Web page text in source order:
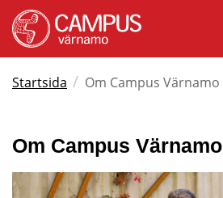
Startsida / Om Campus Värnamo
Om Campus Värnamo